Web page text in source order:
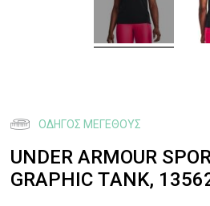
UNDER ARMOUR
GRAPHIC ΤANK,
ΟΔΗΓΌΣ ΜΕΓΈΘΟΥΣ